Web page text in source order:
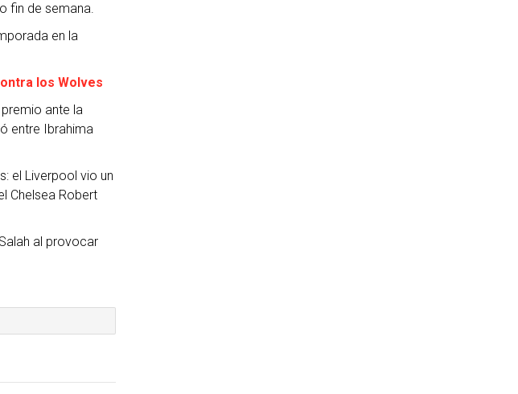
fin de semana.
en la
los Wolves
ante la
entre Ibrahima
el Liverpool vio un
Chelsea Robert
al provocar